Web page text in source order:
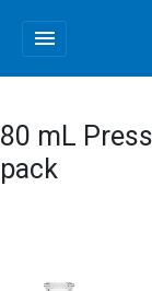
menu
80 mL
pack